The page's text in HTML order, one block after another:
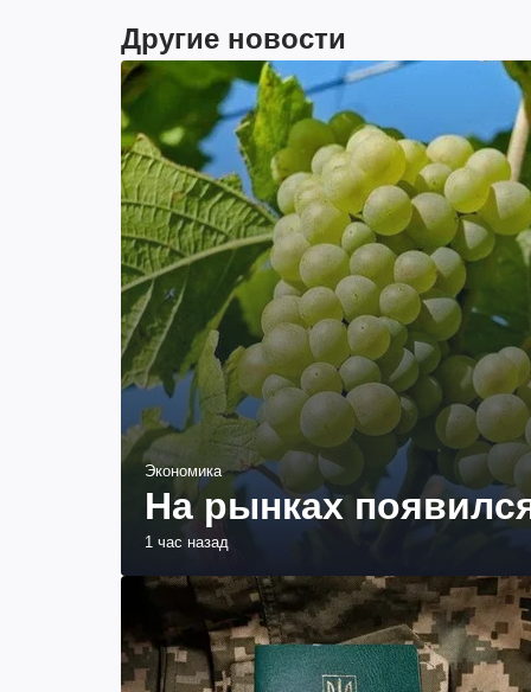
Другие новости
Экономика
На рынках
1 час назад